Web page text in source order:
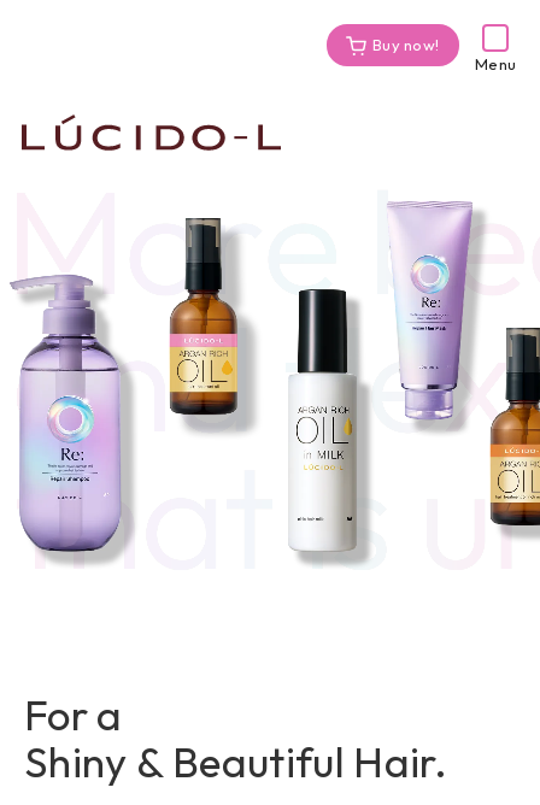
Buy now!
外部サイトに移動します
全国のドラッグストア・スーパーでも販売中
*一部、取り扱いのない店舗がございます。ご了承ください。
Menu
Product
Re:(アールイー)シリーズ
アルガンリッチオイルシリーズ
スタイリング
ヘアカラー
サイトマップ
For a
Shiny & Beautiful Hair.